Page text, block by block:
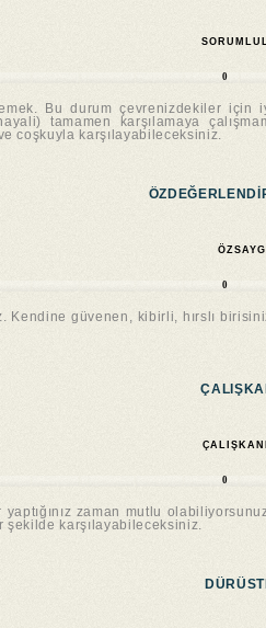
0
Bu durum çevrenizdekiler için
tamamen karşılamaya
coşkuyla karşılayabileceksiniz.
ÖZSAYGI
0
güvenen, kibirli, hırslı
0
zaman mutlu
şekilde karşılayabileceksiniz.